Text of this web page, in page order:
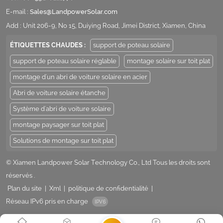
E-mail : Sales@LandpowerSolar.com
Add : Unit 206-9, No 15, Duiying Road, Jimei District, Xiamen, China
ÉTIQUETTES CHAUDES : support de poteau solaire
support de poteau solaire réglable montage solaire sur toit plat
montage d'un abri de voiture solaire en acier
Abri de voiture solaire étanche
Système d'abri de voiture solaire
montage paysager sur toit plat
Solutions de montage sur toit plat
© Xiamen Landpower Solar Technology Co., Ltd Tous les droits sont
réservés .
Plan du site
Xml politique de confidentialité
Réseau IPv6 pris en charge